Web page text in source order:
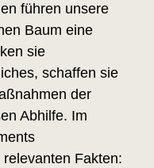
führen unsere
Baum eine
sie
schaffen sie
der
Abhilfe. Im
Fakten: